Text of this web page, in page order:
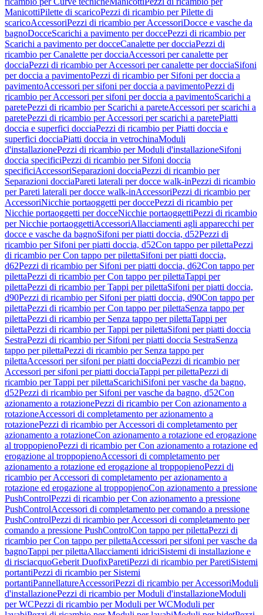
ManicottiPilette di scaricoPezzi di ricambio per Pilette di
scaricoAccessoriPezzi di ricambio per AccessoriDocce e vasche da
bagnoDocceScarichi a pavimento per doccePezzi di ricambio per
Scarichi a pavimento per docceCanalette per docciaPezzi di
ricambio per Canalette per docciaAccessori per canalette per
docciaPezzi di ricambio per Accessori per canalette per docciaSifoni
per doccia a pavimentoPezzi di ricambio per Sifoni per doccia a
pavimentoAccessori per sifoni per doccia a pavimentoPezzi di
ricambio per Accessori per sifoni per doccia a pavimentoScarichi a
paretePezzi di ricambio per Scarichi a pareteAccessori per scarichi a
paretePezzi di ricambio per Accessori per scarichi a paretePiatti
doccia e superfici docciaPezzi di ricambio per Piatti doccia e
superfici docciaPiatti doccia in vetrochinaModuli
d'installazionePezzi di ricambio per Moduli d'installazioneSifoni
doccia specificiPezzi di ricambio per Sifoni doccia
specificiAccessoriSeparazioni docciaPezzi di ricambio per
Separazioni docciaPareti laterali per docce walk-inPezzi di ricambio
per Pareti laterali per docce walk-inAccessoriPezzi di ricambio per
AccessoriNicchie portaoggetti per doccePezzi di ricambio per
Nicchie portaoggetti per docceNicchie portaoggettiPezzi di ricambio
per Nicchie portaoggettiAccessoriAllacciamenti agli apparecchi per
docce e vasche da bagnoSifoni per piatti doccia, d52Pezzi di
ricambio per Sifoni per piatti doccia, d52Con tappo per pilettaPezzi
di ricambio per Con tappo per pilettaSifoni per piatti doccia,
d62Pezzi di ricambio per Sifoni per piatti doccia, d62Con tappo per
pilettaPezzi di ricambio per Con tappo per pilettaTappi per
pilettaPezzi di ricambio per Tappi per pilettaSifoni per piatti doccia,
d90Pezzi di ricambio per Sifoni per piatti doccia, d90Con tappo per
pilettaPezzi di ricambio per Con tappo per pilettaSenza tappo per
pilettaPezzi di ricambio per Senza tappo per pilettaTappi per
pilettaPezzi di ricambio per Tappi per pilettaSifoni per piatti doccia
SestraPezzi di ricambio per Sifoni per piatti doccia SestraSenza
tappo per pilettaPezzi di ricambio per Senza tappo per
pilettaAccessori per sifoni per piatti docciaPezzi di ricambio per
Accessori per sifoni per piatti docciaTappi per pilettaPezzi di
ricambio per Tappi per pilettaScarichiSifoni per vasche da bagno,
d52Pezzi di ricambio per Sifoni per vasche da bagno, d52Con
azionamento a rotazionePezzi di ricambio per Con azionamento a
rotazioneAccessori di completamento per azionamento a
rotazionePezzi di ricambio per Accessori di completamento per
azionamento a rotazioneCon azionamento a rotazione ed erogazione
al troppopienoPezzi di ricambio per Con azionamento a rotazione ed
erogazione al troppopienoAccessori di completamento per
azionamento a rotazione ed erogazione al troppopienoPezzi di
ricambio per Accessori di completamento per azionamento a
rotazione ed erogazione al troppopienoCon azionamento a pressione
PushControlPezzi di ricambio per Con azionamento a pressione
PushControlAccessori di completamento per comando a pressione
PushControlPezzi di ricambio per Accessori di completamento per
comando a pressione PushControlCon tappo per pilettaPezzi di
ricambio per Con tappo per pilettaAccessori per sifoni per vasche da
bagnoTappi per pilettaAllacciamenti idriciSistemi di installazione e
di risciacquoGeberit DuofixParetiPezzi di ricambio per ParetiSistemi
portantiPezzi di ricambio per Sistemi
portantiPannellatureAccessoriPezzi di ricambio per AccessoriModuli
d'installazionePezzi di ricambio per Moduli d'installazioneModuli
per WCPezzi di ricambio per Moduli per WCModuli per